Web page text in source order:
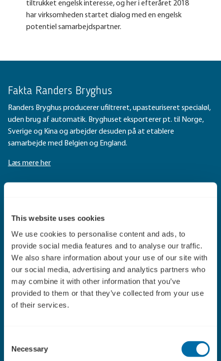
This website uses cookies
We use cookies to personalise content and ads, to
provide social media features and to analyse our traffic.
We also share information about your use of our site with
our social media, advertising and analytics partners who
may combine it with other information that you’ve
provided to them or that they’ve collected from your use
of their services.
Selection
Necessary
tiltrukket engelsk interesse, og her i efteråret 2018
har virksomheden startet dialog med en engelsk
potentiel samarbejdspartner.
Fakta Randers Bryghus
Randers Bryghus producerer ufiltreret, upasteuriseret specialøl,
uden brug af automatik. Bryghuset eksporterer pt. til Norge,
Sverige og Kina og arbejder desuden på at etablere
samarbejde med Belgien og England.
Læs mere her
NetEase er en af verdens største udbydere af mobilspil, en af
de største udbydere af gratis e-mail-tjenester i Kina, en af
Kinas førende mobilmedie- og internetmedieplatforme og
inden for de senere år også blandt Kinas top 5 online
handelsportaler.
Læs mere her